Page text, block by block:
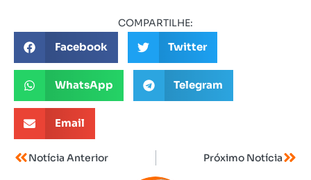
COMPARTILHE:
Facebook Twitter
WhatsApp Telegram
Email
Notícia Anterior Próximo Notícia